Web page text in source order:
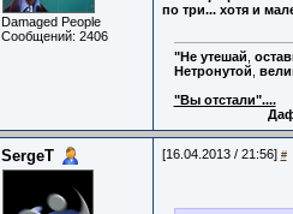
Damaged People
Сообщений: 2406
по три... хотя и
"Не утешай
Нетронутой
"Вы отстали"....
SergeT [16.04.2013 / 21:56] #